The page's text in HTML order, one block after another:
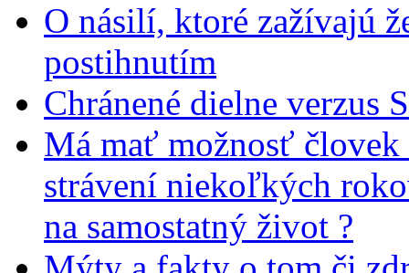
O násilí, ktoré zažívajú
postihnutím
Chránené dielne verzus
Má mať možnosť
strávení niekoľkých
na samostatný život ?